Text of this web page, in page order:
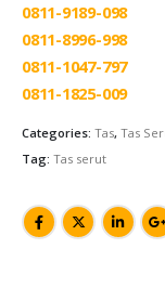
0811-9189-098
0811-8996-998
0811-1047-797
0811-1825-009
Categories: Tas, Tas
Tag: Tas serut